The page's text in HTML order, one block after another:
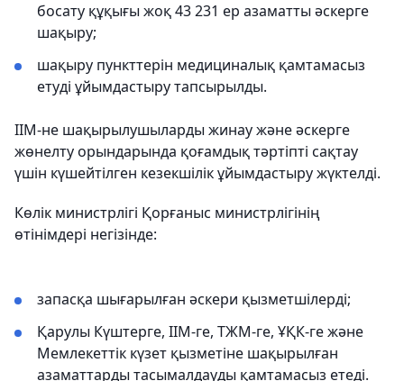
босату құқығы жоқ 43 231 ер азаматты әскерге
шақыру;
шақыру пункттерін медициналық қамтамасыз
етуді ұйымдастыру тапсырылды.
ІІМ-не шақырылушыларды жинау және әскерге
жөнелту орындарында қоғамдық тәртіпті сақтау
үшін күшейтілген кезекшілік ұйымдастыру жүктелді.
Көлік министрлігі Қорғаныс министрлігінің
өтінімдері негізінде:
запасқа шығарылған әскери қызметшілерді;
Қарулы Күштерге, ІІМ-ге, ТЖМ-ге, ҰҚК-ге және
Мемлекеттік күзет қызметіне шақырылған
азаматтарды тасымалдауды қамтамасыз етеді.